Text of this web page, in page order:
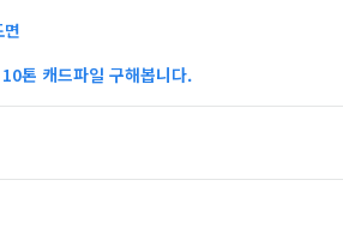
톤 캐드파일 구해봅니다.